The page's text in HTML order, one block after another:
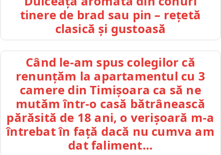
tinere de brad sau pin – rețetă
clasică și gustoasă
Când le-am spus colegilor că
renunțăm la apartamentul cu 3
camere din Timișoara ca să ne
mutăm într-o casă bătrânească
părăsită de 18 ani, o verișoară m-a
întrebat în față dacă nu cumva am
dat faliment…